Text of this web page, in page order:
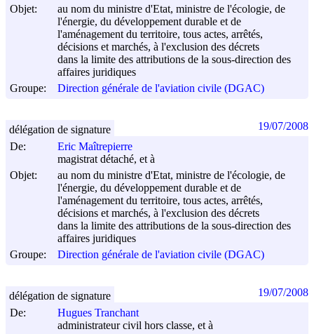
Objet:
au nom du ministre d'Etat, ministre de l'écologie, de
l'énergie, du développement durable et de
l'aménagement du territoire, tous actes, arrêtés,
décisions et marchés, à l'exclusion des décrets
dans la limite des attributions de la sous-direction des
affaires juridiques
Groupe:
Direction générale de l'aviation civile (DGAC)
De:
Eric Maîtrepierre
magistrat détaché, et à
Objet:
au nom du ministre d'Etat, ministre de l'écologie, de
l'énergie, du développement durable et de
l'aménagement du territoire, tous actes, arrêtés,
décisions et marchés, à l'exclusion des décrets
dans la limite des attributions de la sous-direction des
affaires juridiques
Groupe:
Direction générale de l'aviation civile (DGAC)
délégation de signature 19/07/2008
De:
Hugues Tranchant
administrateur civil hors classe, et à
délégation de signature 19/07/2008